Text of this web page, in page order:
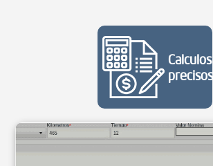
Calculos
precisos